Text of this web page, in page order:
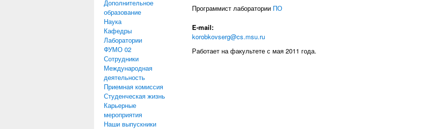
Дополнительное
образование
Наука
Кафедры
Лаборатории
ФУМО 02
Сотрудники
Международная
деятельность
Приемная комиссия
Студенческая жизнь
Карьерные
мероприятия
Наши выпускники
Программист лаборатории ПО
E-mail:
korobkovserg@cs.msu.ru
Работает на факультете с мая 2011 года.